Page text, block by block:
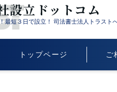
設立ドットコム
最短３日で設立！ 司法書士法人トラスト
トップページ ご